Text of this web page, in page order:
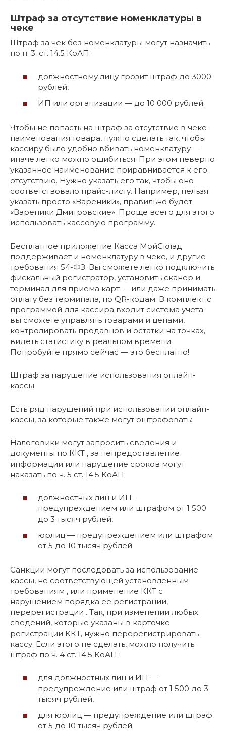
Штраф за отсутствие номенклатуры в
чеке
Штраф за чек без номенклатуры могут назначить
по п. 3. ст. 14.5 КоАП:
должностному лицу грозит штраф до 3000
рублей,
ИП или организации — до 10 000 рублей.
Чтобы не попасть на штраф за отсутствие в чеке
наименования товара, нужно сделать так, чтобы
кассиру было удобно вбивать номенклатуру —
иначе легко можно ошибиться. При этом неверно
указанное наименование приравнивается к его
отсутствию. Нужно указать его так, чтобы оно
соответствовало прайс-листу. Например, нельзя
указать просто «Вареники», правильно будет
«‎Вареники Дмитровские». Проще всего для этого
использовать кассовую программу.
Бесплатное приложение Касса МойСклад
поддерживает и номенклатуру в чеке, и другие
требования 54-ФЗ. Вы сможете легко подключить
фискальный регистратор, установить сканер и
терминал для приема карт — или даже принимать
оплату без терминала, по QR-кодам. В комплект с
программой для кассира входит система учета:
вы сможете управлять товарами и ценами,
контролировать продавцов и остатки на точках,
видеть статистику в реальном времени.
Попробуйте прямо сейчас — это бесплатно!
Штраф за нарушение использования онлайн-
кассы
Есть ряд нарушений при использовании онлайн-
кассы, за которые также могут оштрафовать:
Налоговики могут запросить сведения и
документы по ККТ , за непредоставление
информации или нарушение сроков могут
наказать по ч. 5 ст. 14.5 КоАП:
должностных лиц и ИП —
предупреждением или штрафом от 1 500
до 3 тысяч рублей,
юрлиц — предупреждением или штрафом
от 5 до 10 тысяч рублей.
Санкции могут последовать за использование
кассы, не соответствующей установленным
требованиям , или применение ККТ с
нарушением порядка ее регистрации,
перерегистрации . Так, при изменении любых
сведений, которые указаны в карточке
регистрации ККТ, нужно перерегистрировать
кассу. Если этого не сделать, можно получить
штраф по ч. 4 ст. 14.5 КоАП:
для должностных лиц и ИП —
предупреждение или штраф от 1 500 до 3
тысяч рублей,
для юрлиц — предупреждение или штраф
от 5 до 10 тысяч рублей.